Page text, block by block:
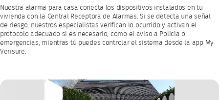
Nuestra alarma para casa conecta los dispositivos instalados en tu
vivienda con la Central Receptora de Alarmas. Si se detecta una señal
de riesgo, nuestros especialistas verifican lo ocurrido y activan el
protocolo adecuado si es necesario, como el aviso a Policía o
emergencias, mientras tú puedes controlar el sistema desde la app My
Verisure.